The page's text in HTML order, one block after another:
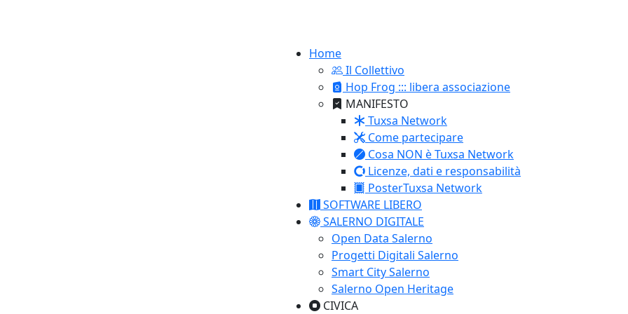
Home
Il Collettivo
Hop Frog ::: libera associazione
MANIFESTO
Tuxsa Network
Come partecipare
Cosa NON è Tuxsa Network
Licenze, dati e responsabilità
PosterTuxsa Network
SOFTWARE LIBERO
SALERNO DIGITALE
Open Data Salerno
Progetti Digitali Salerno
Smart City Salerno
Salerno Open Heritage
CIVICA